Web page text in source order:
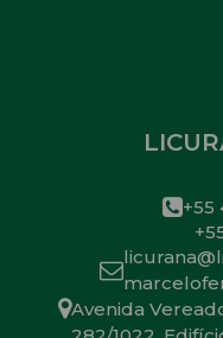
+55
Avenida